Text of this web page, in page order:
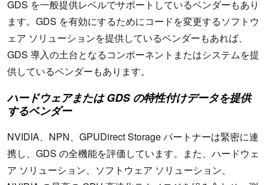
GDS を一般提供レベルでサポートしているベンダーもあり
ます。GDS を有効にするためにコードを変更するソフトウ
ェア ソリューションを提供しているベンダーもあれば、
GDS 導入の土台となるコンポーネントまたはシステムを提
供しているベンダーもあります。
ハードウェアまたは GDS の特性付けデータを提供
するベンダー
NVIDIA、NPN、GPUDirect Storage パートナーは緊密に連
携し、GDS の全機能を評価しています。また、ハードウェ
ア ソリューション、ソフトウェア ソリューション、